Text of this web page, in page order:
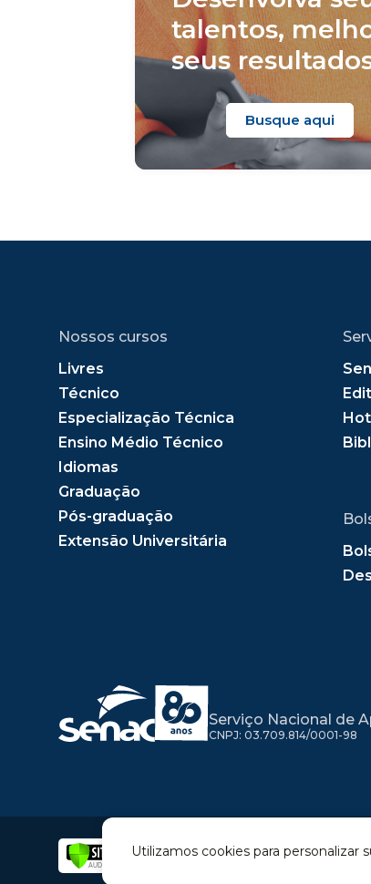
talentos,
seus
Busque aqui
Nossos cursos
Livres
Técnico
Especialização Técnica
Ensino Médio Técnico
Idiomas
Graduação
Pós-graduação
Extensão Universitária
Serviço Nacional de
CNPJ: 03.709.814/0001-98
Utilizamos cookies para personalizar